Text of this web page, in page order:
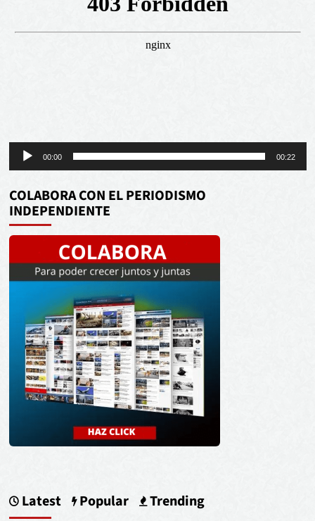
Reproductor
de
audio
00:00 00:22
COLABORA CON EL PERIODISMO
INDEPENDIENTE
Latest Popular Trending